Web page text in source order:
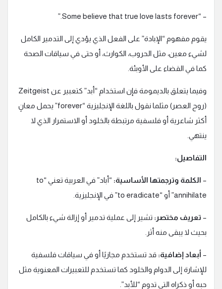
– “Some believe that true love lasts forever.”
يقوم مفهوم “الإبادة” على الفعل الذي يؤدي إلى التدمير الكامل
لشيء معين، مثل الحروب، الكوارث، أو حتى في سياقات الصحة
كما في القضاء على الأوبئة.
وفيما يتعلق بالديمومة فإن استخدام “أبد” كتعبير عن Zeitgeist
(روح العصر) مثلما نقول باللغة الإنجليزية “forever” يحمل معانٍ
أكثر شاعرية أو فلسفية مرتبطة بالخلود أو الاستمرار الذي لا
ينتهي.
التفاصيل:
– الكلمة وترجمتها الأساسية:
“أباد” في العربية تعني “to
annihilate” أو “to eradicate” في الإنجليزية.
– تعريف مختصر: تشير إلى عملية تدمير أو إزالة شيء بالكامل
بحيث لا يبقى منه أثر.
– أبعاد إضافية: قد تستخدم مجازيًا أو في سياقات فلسفية
للإشارة إلى الدوام والخلود كما تستخدم للتعبيرات المعنوية مثل
حبه أو ذكراه التي تدوم “للأبد”.